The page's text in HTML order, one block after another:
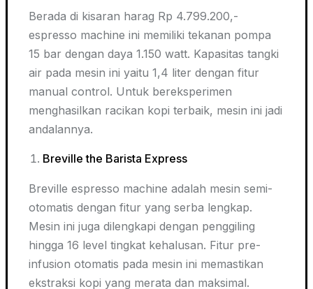
Berada di kisaran harag Rp 4.799.200,-
espresso machine ini memiliki tekanan pompa
15 bar dengan daya 1.150 watt. Kapasitas tangki
air pada mesin ini yaitu 1,4 liter dengan fitur
manual control. Untuk bereksperimen
menghasilkan racikan kopi terbaik, mesin ini jadi
andalannya.
Breville the Barista Express
Breville espresso machine adalah mesin semi-
otomatis dengan fitur yang serba lengkap.
Mesin ini juga dilengkapi dengan penggiling
hingga 16 level tingkat kehalusan. Fitur pre-
infusion otomatis pada mesin ini memastikan
ekstraksi kopi yang merata dan maksimal.